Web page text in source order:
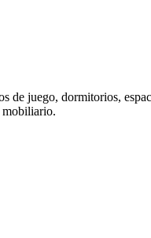
de juego, dormitorios,
mobiliario.